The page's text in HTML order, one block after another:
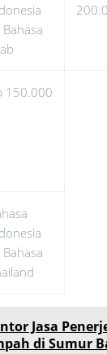
Bahasa
150.000
Bahasa
Jasa
di Sumur